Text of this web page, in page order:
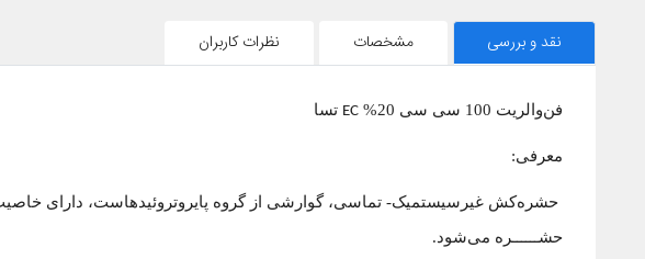
نقد و بررسی مشخصات نظرات کاربران
فن‌والریت 100 سی سی 20% EC تسا
معرفی:
حشره‌کش غیرسیستمیک- تماسی، گوارشی از گروه پایروتروئيدهاست، دارای
حشــــــره می‌شود.